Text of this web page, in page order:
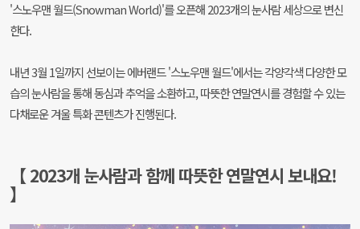
'스노우맨 월드(Snowman World)'를 오픈해 2023개의 눈사람 세상으로 변신
한다.
내년 3월 1일까지 선보이는 에버랜드 '스노우맨 월드'에서는 각양각색 다양한 모
습의 눈사람을 통해 동심과 추억을 소환하고, 따뜻한 연말연시를 경험할 수 있는
다채로운 겨울 특화 콘텐츠가 진행된다.
【 2023개 눈사람과 함께 따뜻한 연말연시 보내요!
】